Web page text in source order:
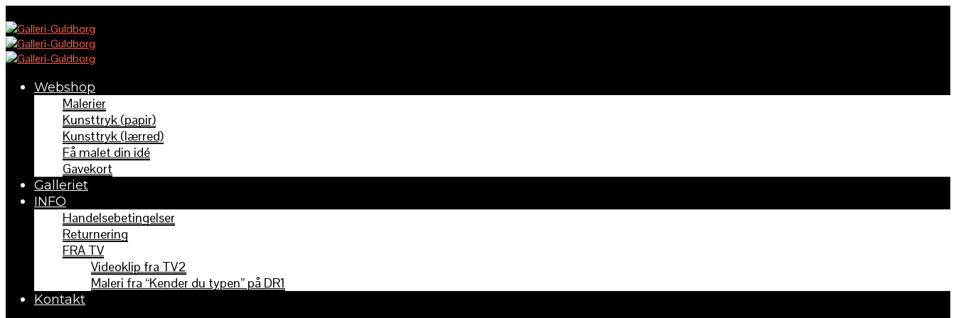
Webshop
Malerier
Kunsttryk (papir)
Kunsttryk (lærred)
Få malet din idé
Gavekort
Galleriet
INFO
Handelsebetingelser
Returnering
FRA TV
Videoklip fra TV2
Maleri fra “Kender du typen” på DR1
Kontakt